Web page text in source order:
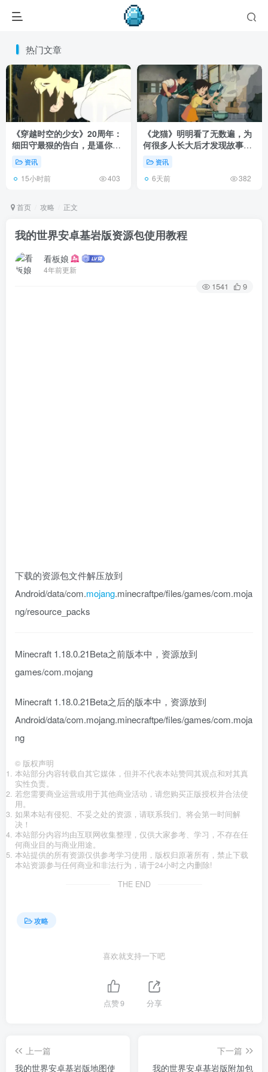
热门文章
《穿越时空的少女》20周年：
细田守最狠的告白，是逼你承
认有些夏天回不去了！
资讯
15小时前 403
《龙猫》明明看了无数遍，为
何很多人长大后才发现故事根
本不在 1988 年！
资讯
6天前 382
首页 攻略 正文
我的世界安卓基岩版资源包使用教程
看板娘
4年前更新
1541 9
下载的资源包文件解压放到
Android/data/com.mojang.minecraftpe/files/games/com.moja
ng/resource_packs
Minecraft 1.18.0.21Beta之前版本中，资源放到
games/com.mojang
Minecraft 1.18.0.21Beta之后的版本中，资源放到
Android/data/com.mojang.minecraftpe/files/games/com.moja
ng
© 版权声明
本站部分内容转载自其它媒体，但并不代表本站赞同其观点和对其真
实性负责。
若您需要商业运营或用于其他商业活动，请您购买正版授权并合法使
用。
如果本站有侵犯、不妥之处的资源，请联系我们。将会第一时间解
决！
本站部分内容均由互联网收集整理，仅供大家参考、学习，不存在任
何商业目的与商业用途。
本站提供的所有资源仅供参考学习使用，版权归原著所有，禁止下载
本站资源参与任何商业和非法行为，请于24小时之内删除!
THE END
攻略
喜欢就支持一下吧
点赞9 分享
上一篇
我的世界安卓基岩版地图使
下一篇
我的世界安卓基岩版附加包